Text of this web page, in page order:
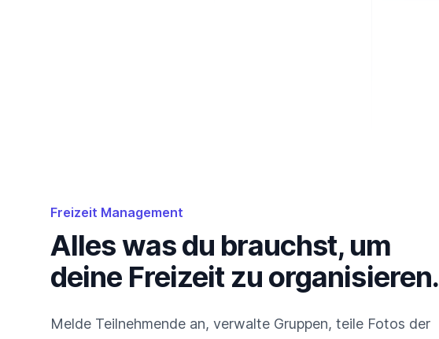
Freizeit Management
Alles was du brauchst, um
deine Freizeit zu organisieren.
Melde Teilnehmende an, verwalte Gruppen, teile Fotos der